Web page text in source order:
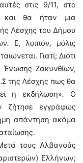
στις 9/11, στο
και θα ήταν μια
Λέσχης του Δήμου
Ε, λοιπόν, μόλις
Γιατί; Διότι
Ζακυνθίων,
της Λέσχης πως θα
η εκδήλωση». Ο
ζήτησε εγγράφως
απάντηση ακόμα
τους Αλβανούς
Ελλήνων;